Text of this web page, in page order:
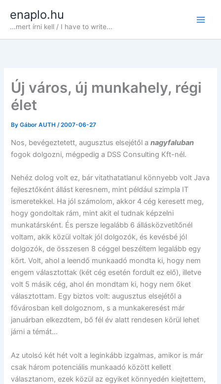
content
enaplo.hu
...mert írni kell / I have to write...
Új város, új munkahely, régi
élet
ByGábor AUTH/2007-06-27
Nos, bevégeztetett, augusztus elsejétől anagyfaluban
fogok dolgozni, mégpedig a DSS Consulting Kft-nél.
Nehéz dolog volt ez, bár vitathatatlanul könnyebb volt Java
fejlesztőként állást keresnem, mint például szimpla IT
ismeretekkel. Ha jól számolom, akkor 4 cég keresett meg,
hogy gondoltak rám, mint akit el tudnak képzelni
munkatársként. És persze legalább 6 állásközvetítőnél
voltam, akik közül voltak jól dolgozók, és kevésbé jól
dolgozók, de összesen 8 céggel beszéltem legalább egy
kört. Volt, ahol a leendő munkaadó mondta ki, hogy nem
engem választottak (két cég esetén fordult ez elő), illetve
volt 5 másik cég, ahol én mondtam ki, hogy nem őket
választottam. Egy biztos volt: augusztus elsejétől a
fővárosban kell dolgoznom, s a munkakeresést már
januárban elkezdtem, bő fél év alatt rendesen körül lehet
járni a témát…
Az utolsó két hét volt a leginkább izgalmas, amikor is már
csak három potenciális munkaadó között kellett
választanom, ezek közül az egyiket könnyedén kiejtettem,